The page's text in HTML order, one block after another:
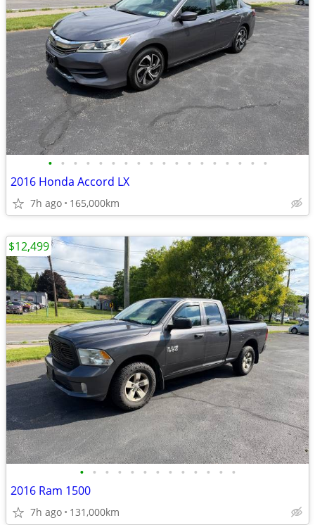
• • • • • • • • • • • • • • • • • •
2016 Honda Accord LX
7h ago 165,000km
• • • • • • • • • • • • •
2016 Ram 1500
7h ago 131,000km
$12,499